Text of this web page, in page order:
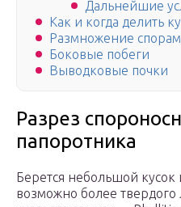
Дальнейшие
Как и когда делить
Размножение
Боковые побеги
Выводковые почки
Разрез
папоротника
Берется небольшой кусок
возможно более твердого